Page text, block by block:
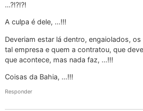
…?!?!?!
A culpa é dele, …!!!
Deveriam estar lá dentro, engaiolados, os
tal empresa e quem a contratou, que
que acontece, mas nada faz, …!!!
Coisas da Bahia, …!!!
Responder